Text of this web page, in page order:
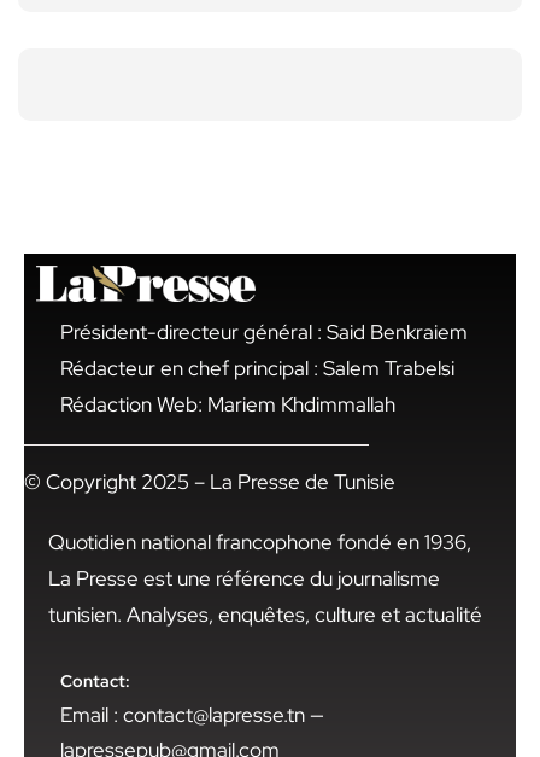
Président-directeur général : Said Benkraiem
Rédacteur en chef principal : Salem Trabelsi
Rédaction Web: Mariem Khdimmallah
© Copyright 2025 – La Presse de Tunisie
Quotidien national francophone fondé en 1936,
La Presse est une référence du journalisme
tunisien. Analyses, enquêtes, culture et actualité
Contact:
Email : contact@lapresse.tn —
lapressepub@gmail.com